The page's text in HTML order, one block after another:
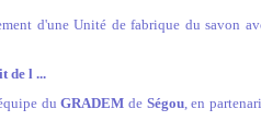
d'une Unité de fabrique du savon
de l ...
duGRADEM de Ségou, en